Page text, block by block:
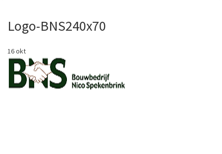
Logo-BNS240x70
16okt